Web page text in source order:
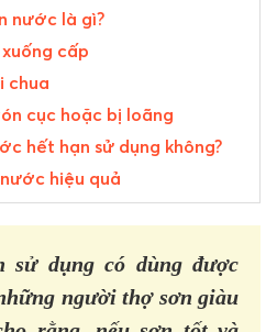
nước là gì?
cấp
chua
cục hoặc bị loãng
hết hạn sử dụng không?
hiệu quả
sử dụng có dùng được
người thợ sơn giàu